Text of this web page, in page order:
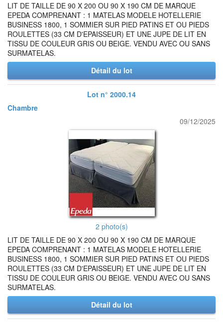
LIT DE TAILLE DE 90 X 200 OU 90 X 190 CM DE MARQUE
EPEDA COMPRENANT : 1 MATELAS MODELE HOTELLERIE
BUSINESS 1800, 1 SOMMIER SUR PIED PATINS ET OU PIEDS
ROULETTES (33 CM D'EPAISSEUR) ET UNE JUPE DE LIT EN
TISSU DE COULEUR GRIS OU BEIGE. VENDU AVEC OU SANS
SURMATELAS.
Détail du lot
Lot n° 2000.14
Chambre
09/12/2025
2 photo(s)
LIT DE TAILLE DE 90 X 200 OU 90 X 190 CM DE MARQUE
EPEDA COMPRENANT : 1 MATELAS MODELE HOTELLERIE
BUSINESS 1800, 1 SOMMIER SUR PIED PATINS ET OU PIEDS
ROULETTES (33 CM D'EPAISSEUR) ET UNE JUPE DE LIT EN
TISSU DE COULEUR GRIS OU BEIGE. VENDU AVEC OU SANS
SURMATELAS.
Détail du lot